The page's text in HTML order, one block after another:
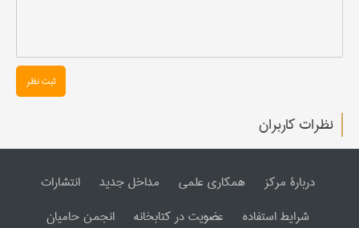
ثبت نظر
نظرات کاربران
دربارۀ مرکز همکاری علمی مداخل جدید
انتشارات
شرایط استفاده
عضویت در کتابخانه انجمن حامیان